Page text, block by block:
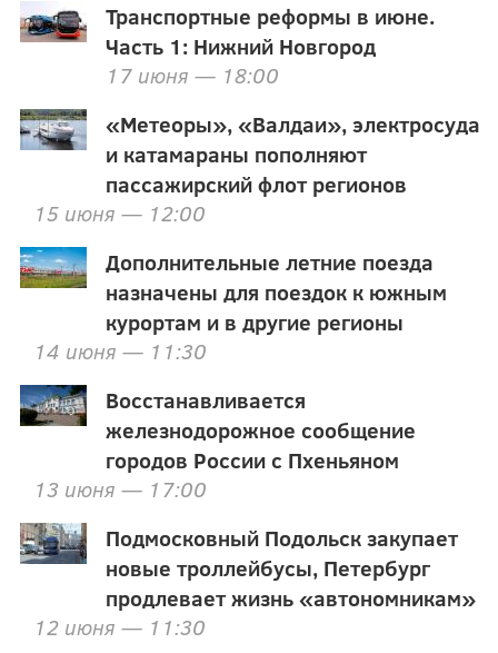
Транспортные реформы в июне.
Часть 1: Нижний Новгород
17 июня — 18:00
«Метеоры», «Валдаи», электросуда
и катамараны пополняют
пассажирский флот регионов
15 июня — 12:00
Дополнительные летние поезда
назначены для поездок к южным
курортам и в другие регионы
14 июня — 11:30
Восстанавливается
железнодорожное сообщение
городов России с Пхеньяном
13 июня — 17:00
Подмосковный Подольск закупает
новые троллейбусы, Петербург
продлевает жизнь «автономникам»
12 июня — 11:30